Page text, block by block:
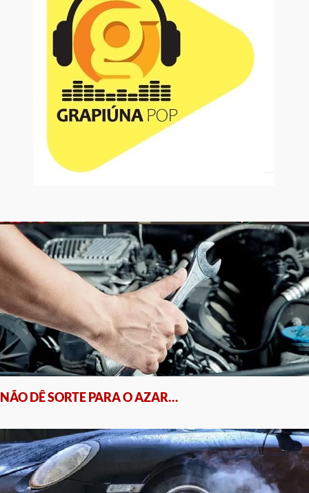
NÃO DÊ SORTE PARA O AZAR…